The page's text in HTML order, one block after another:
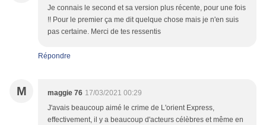
Je connais le second et sa version plus récente, pour une fois
!! Pour le premier ça me dit quelque chose mais je n'en suis
pas certaine. Merci de tes ressentis
Répondre
M maggie 76 17/03/2021 00:29
J'avais beaucoup aimé le crime de L'orient Express,
effectivement, il y a beaucoup d'acteurs célèbres et même en